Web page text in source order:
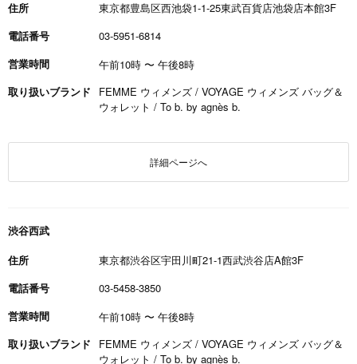
住所
東京都豊島区西池袋1-1-25東武百貨店池袋店本館3F
電話番号
03-5951-6814
営業時間
午前10時 〜 午後8時
取り扱いブランド
FEMME ウィメンズ / VOYAGE ウィメンズ バッグ＆
ウォレット / To b. by agnès b.
詳細ページへ
渋谷西武
住所
東京都渋谷区宇田川町21-1西武渋谷店A館3F
電話番号
03-5458-3850
営業時間
午前10時 〜 午後8時
取り扱いブランド
FEMME ウィメンズ / VOYAGE ウィメンズ バッグ＆
ウォレット / To b. by agnès b.